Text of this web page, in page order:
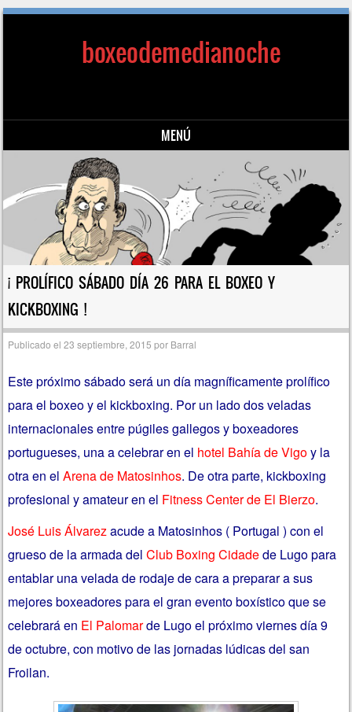
boxeodemedianoche
MENÚ
Saltar al contenido
¡ PROLÍFICO SÁBADO DÍA 26 PARA EL BOXEO Y
KICKBOXING !
Publicado el23 septiembre, 2015 por Barral
Este próximo sábado será un día magníficamente prolífico
para el boxeo y el kickboxing. Por un lado dos veladas
internacionales entre púgiles gallegos y boxeadores
portugueses, una a celebrar en el hotel Bahía de Vigoy la
otra en elArena de Matosinhos. De otra parte, kickboxing
profesional y amateur en el Fitness Center de El Bierzo.
José Luis Álvarez acude a Matosinhos ( Portugal ) con el
grueso de la armada delClub Boxing Cidadede Lugo para
entablar una velada de rodaje de cara a preparar a sus
mejores boxeadores para el gran evento boxístico que se
celebrará en El Palomarde Lugo el próximo viernes día 9
de octubre, con motivo de las jornadas lúdicas del san
Froilan.